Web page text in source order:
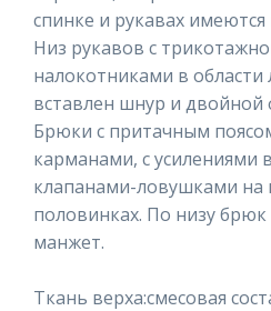
спинке и рукавах
Низ рукавов с
налокотниками в области
вставлен шнур и двойной
Брюки с притачным
карманами, с усилениями
клапанами-ловушками на
половинках. По низу
манжет.
Ткань верха:смесовая